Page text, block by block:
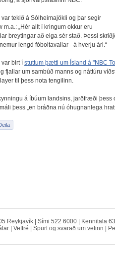
tekið á Sólheimajökli og þar segir
m.a.: „Hér allt í kringum okkur eru
breytingar að eiga sér stað. Þessi
lengd fóboltavallar - á hverju ári.“
birt í stuttum þætti um Ísland á "NBC
fjallar um sambúð manns og náttúru
til þess nota tengilinn.
á íbúum landsins, jarðfræði þess
þess „en bráðna nú óhugnanlega
Reykjavík | Sími 522 6000 | Kennitala
| Veftré | Spurt og svarað um vefinn |